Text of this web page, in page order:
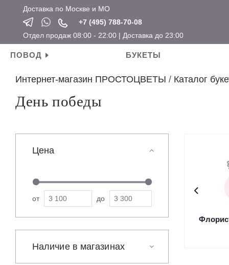
Доставка по Москве и МО
+7 (495) 788-70-08
Отдел продаж 08:00 - 22:00 | Доставка до 23:00
ПОВОД
Личные поводы
День рождения
Для ребенка
Для коллеги
Мужские букеты
На выписку
Календарные праздники
Новый год
БУКЕТЫ
Ароматические свечи
Мягкие игрушки
Вазы
Сувениры
Новый год
Хит продаж
Интернет-магазин ПРОСТОЦВЕТЫ / Каталог
День победы
Цена
от до
Наличие в магазинах